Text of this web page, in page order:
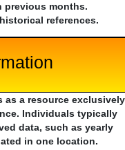
previous months.
references.
as a resource exclusively
Individuals typically
data, such as yearly
in one location.